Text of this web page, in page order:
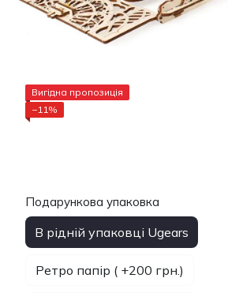
Вигідна пропозиція
−11%
Подарункова упаковка
В рідній упаковці Ugears
Ретро папір ( +200 грн.)